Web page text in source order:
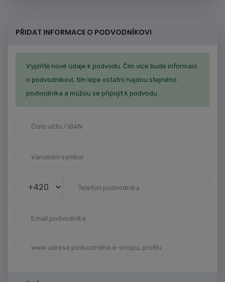
PŘIDAT INFORMACE O PODVODNÍKOVI
Vyplňtě nové údaje k podvodu. Čím více bude informací
o podvodníkovi, tím lépe ostatní najdou stejného
podvodníka a můžou se připojit k podvodu.